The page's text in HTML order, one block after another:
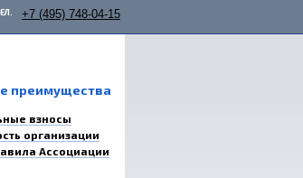
+7 (495) 748-04-15
преимущества
взносы
организации
Ассоциации